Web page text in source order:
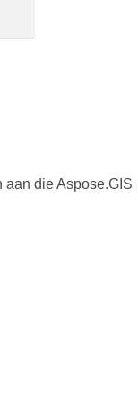
aan die Aspose.GIS